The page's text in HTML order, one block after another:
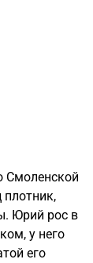
Смоленской
плотник,
Юрий рос в
у него
его